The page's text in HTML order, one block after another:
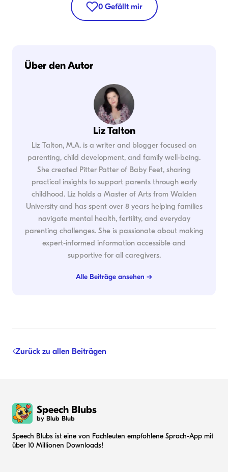
0 Gefällt mir
Über den Autor
Liz Talton
Liz Talton, M.A. is a writer and blogger focused on
parenting, child development, and family well-being.
She created Pitter Patter of Baby Feet, sharing
practical insights to support parents through early
childhood. Liz holds a Master of Arts from Walden
University and has spent over 8 years helping families
navigate mental health, fertility, and everyday
parenting challenges. She is passionate about making
expert-informed information accessible and
supportive for all caregivers.
Alle Beiträge ansehen →
Zurück zu allen Beiträgen
Speech Blubs
by Blub Blub
Speech Blubs ist eine von Fachleuten empfohlene Sprach-App mit
über 10 Millionen Downloads!